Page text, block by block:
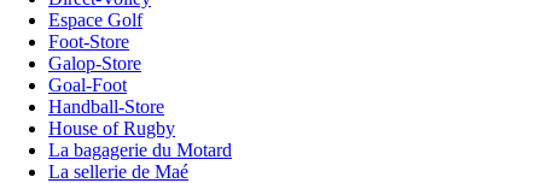
Espace Golf
Foot-Store
Galop-Store
Goal-Foot
Handball-Store
House of Rugby
La bagagerie du Motard
La sellerie de Maé